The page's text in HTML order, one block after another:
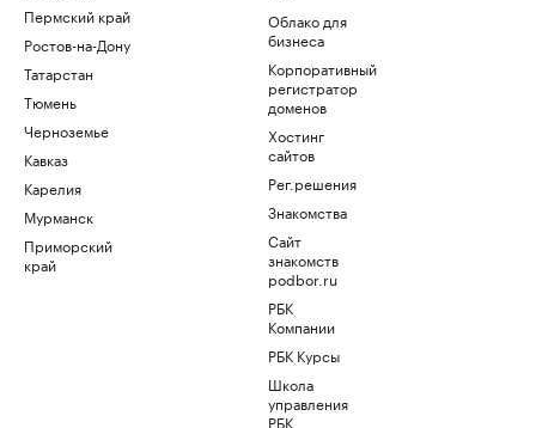
Пермский край
Ростов-на-Дону
Татарстан
Тюмень
Черноземье
Кавказ
Карелия
Мурманск
Приморский
край
Облако для
бизнеса
Корпоративный
регистратор
доменов
Хостинг
сайтов
Рег.решения
Знакомства
Сайт
знакомств
podbor.ru
РБК
Компании
РБК Курсы
Школа
управления
РБК